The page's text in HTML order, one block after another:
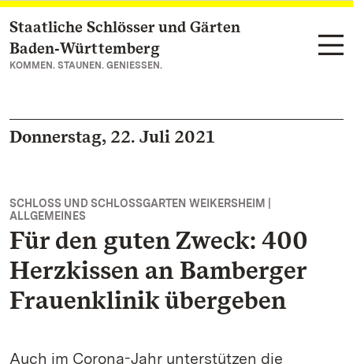
Zum Hauptinhalt springen
Staatliche Schlösser und Gärten
Baden‑Württemberg
KOMMEN. STAUNEN. GENIESSEN.
Donnerstag, 22. Juli 2021
SCHLOSS UND SCHLOSSGARTEN WEIKERSHEIM |
ALLGEMEINES
Für den guten Zweck: 400
Herzkissen an Bamberger
Frauenklinik übergeben
Auch im Corona-Jahr unterstützen die